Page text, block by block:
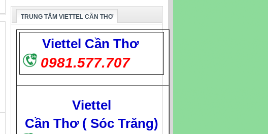
TRUNG TÂM VIETTEL CẦN THƠ
Viettel Cần Thơ
0981.577.707
Viettel
Cần Thơ ( Sóc Trăng)